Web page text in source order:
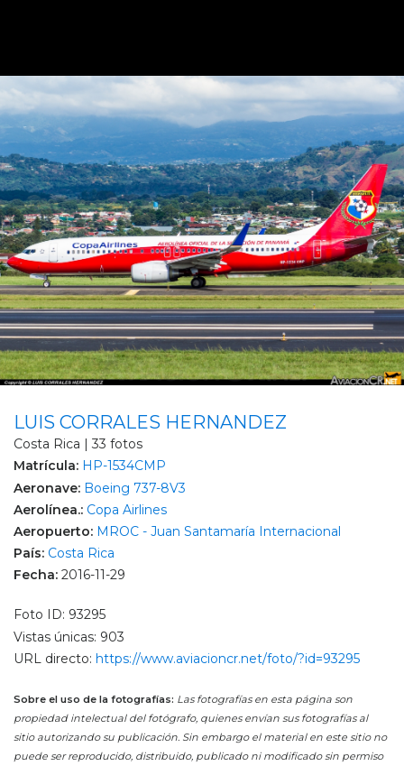
LUIS CORRALES HERNANDEZ
Costa Rica | 33 fotos
Matrícula: HP-1534CMP
Aeronave: Boeing 737-8V3
Aerolínea.: Copa Airlines
Aeropuerto: MROC - Juan Santamaría Internacional
País: Costa Rica
Fecha: 2016-11-29
Foto ID: 93295
Vistas únicas: 903
URL directo: https://www.aviacioncr.net/foto/?id=93295
Sobre el uso de la fotografías: Las fotografías en esta página son
propiedad intelectual del fotógrafo, quienes envían sus fotografías al
sitio autorizando su publicación. Sin embargo el material en este sitio no
puede ser reproducido, distribuido, publicado ni modificado sin permiso